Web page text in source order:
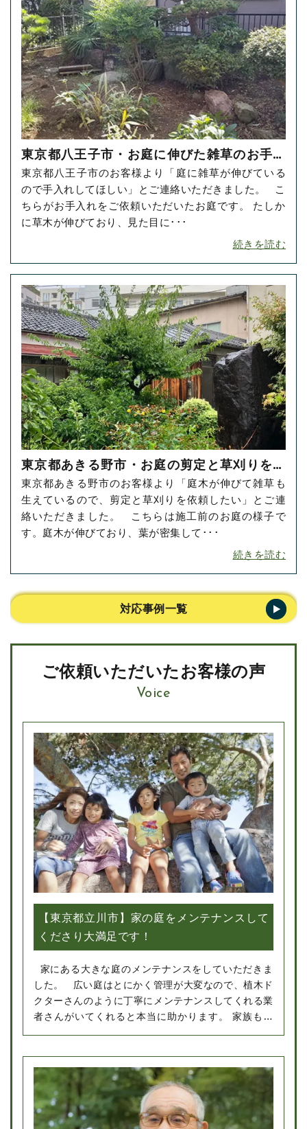
東京都八王子市・お庭に伸びた雑草のお手入
れをご依頼いただきました！
東京都八王子市のお客様より「庭に雑草が伸びている
ので手入れしてほしい」とご連絡いただきました。 こ
ちらがお手入れをご依頼いただいたお庭です。 たしか
に草木が伸びており、見た目に･･･
続きを読む
東京都あきる野市・お庭の剪定と草刈りをご
依頼いただきました！
東京都あきる野市のお客様より「庭木が伸びて雑草も
生えているので、剪定と草刈りを依頼したい」とご連
絡いただきました。 こちらは施工前のお庭の様子で
す。庭木が伸びており、葉が密集して･･･
続きを読む
対応事例一覧
ご依頼いただいたお客様の声
Voice
【東京都立川市】家の庭をメンテナンスして
くださり大満足です！
家にある大きな庭のメンテナンスをしていただきま
した。 広い庭はとにかく管理が大変なので、植木ド
クターさんのように丁寧にメンテナンスしてくれる業
者さんがいてくれると本当に助かります。 家族もと
ても喜んでいました。またお願いしたいです。